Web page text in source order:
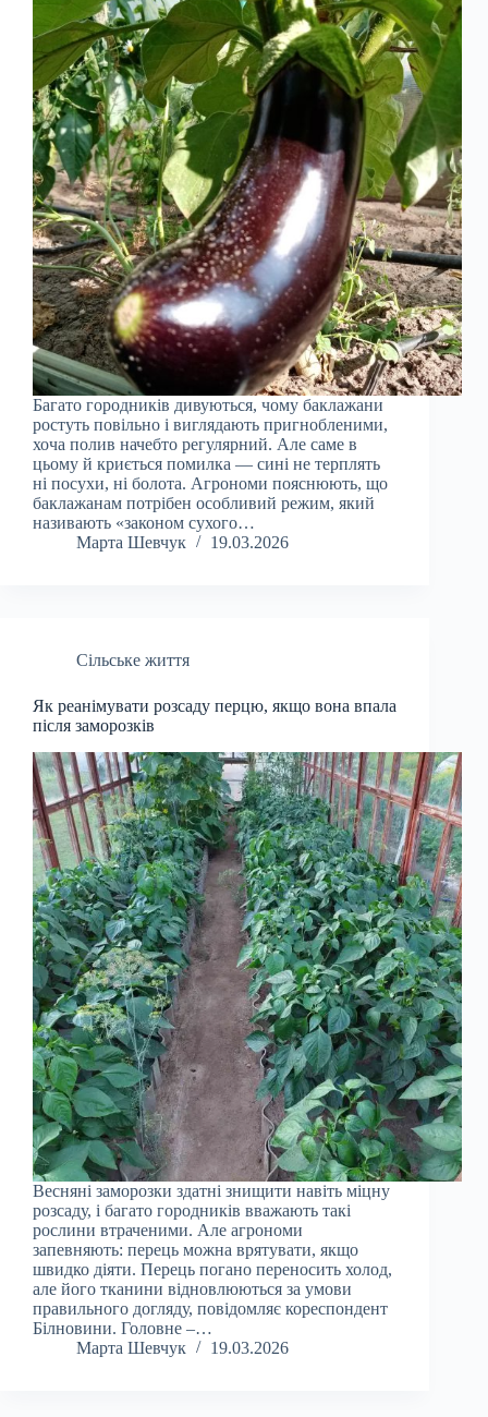
Багато городників дивуються, чому баклажани
ростуть повільно і виглядають пригнобленими,
хоча полив начебто регулярний. Але саме в
цьому й криється помилка — сині не терплять
ні посухи, ні болота. Агрономи пояснюють, що
баклажанам потрібен особливий режим, який
називають «законом сухого…
Марта Шевчук
19.03.2026
Сільське життя
Як реанімувати розсаду перцю, якщо вона впала
після заморозків
Весняні заморозки здатні знищити навіть міцну
розсаду, і багато городників вважають такі
рослини втраченими. Але агрономи
запевняють: перець можна врятувати, якщо
швидко діяти. Перець погано переносить холод,
але його тканини відновлюються за умови
правильного догляду, повідомляє кореспондент
Білновини. Головне –…
Марта Шевчук
19.03.2026